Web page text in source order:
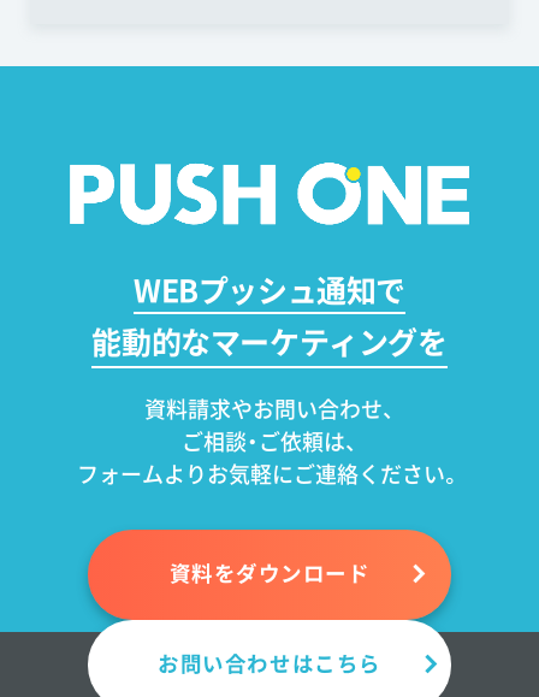
WEBプッシュ通知で
能動的なマーケティングを
資料請求やお問い合わせ、
ご相談・ご依頼は、
フォームよりお気軽にご連絡ください。
資料をダウンロード
お問い合わせはこちら